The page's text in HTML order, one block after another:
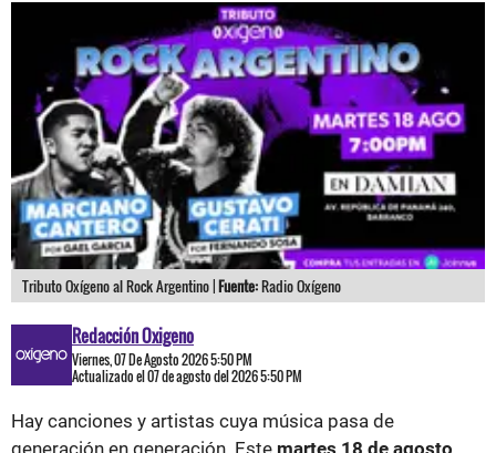
Tributo Oxígeno al Rock Argentino |Fuente:Radio Oxígeno
Redacción Oxigeno
Viernes, 07 De Agosto 2026 5:50 PM
Actualizado el 07 de agosto del 2026 5:50 PM
Hay canciones y artistas cuya música pasa de
generación en generación. Este
martes 18 de agosto